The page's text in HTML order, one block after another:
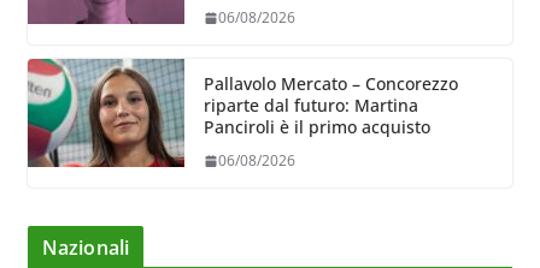
06/08/2026
Pallavolo Mercato – Concorezzo
riparte dal futuro: Martina
Panciroli è il primo acquisto
06/08/2026
Nazionali